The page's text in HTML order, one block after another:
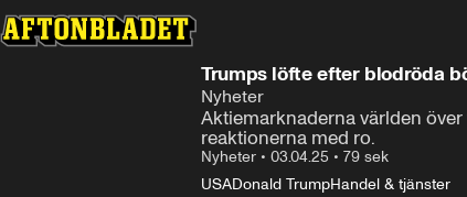
Trumps löfte efter blodröda
Nyheter
Aktiemarknaderna världen
reaktionerna med ro.
Nyheter • 03.04.25 • 79 sek
USADonald TrumpHandel & tjänster